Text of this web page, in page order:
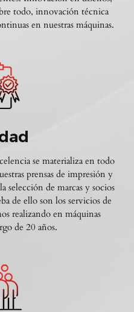
todo, innovación técnica
en nuestras máquinas.
se materializa en todo
prensas de impresión y
selección de marcas y socios
de ello son los servicios de
realizando en máquinas
de 20 años.